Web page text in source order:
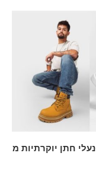
נעלי חתן יוקרתיות מ-Elevate: אלגנטיות, נוחות וביטחון לכל